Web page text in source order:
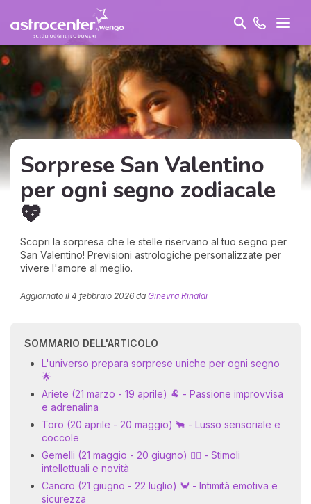
Sorprese San Valentino
per ogni segno zodiacale
💖
Scopri la sorpresa che le stelle riservano al tuo segno per
San Valentino! Previsioni astrologiche personalizzate per
vivere l'amore al meglio.
Aggiornato il 4 febbraio 2026 da Ginevra Rinaldi
SOMMARIO DELL'ARTICOLO
L'universo prepara sorprese uniche per ogni segno
🌟
Ariete (21 marzo - 19 aprile) 🐏 - Passione improvvisa
e adrenalina
Toro (20 aprile - 20 maggio) 🐂 - Lusso sensoriale e
coccole
Gemelli (21 maggio - 20 giugno) 👯‍♀️ - Stimoli
intellettuali e novità
Cancro (21 giugno - 22 luglio) 🦀 - Intimità emotiva e
sicurezza